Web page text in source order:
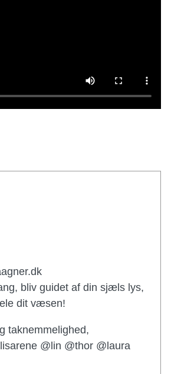
bliv guidet af din sjæls lys,
dit væsen!
taknemmelighed,
@lin @thor @laura